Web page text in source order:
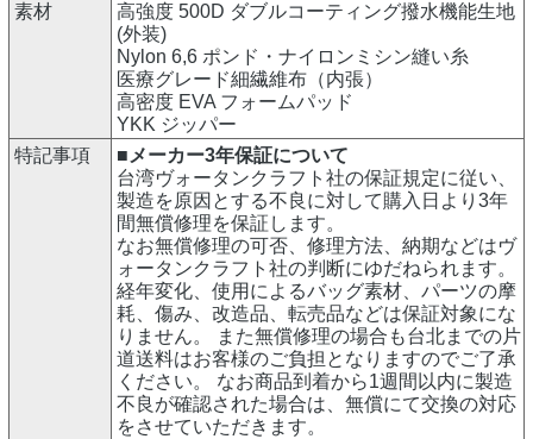
素材
高強度 500D ダブルコーティング撥水機能生地
(外装)
Nylon 6,6 ポンド・ナイロンミシン縫い糸
医療グレード細繊維布（内張）
高密度 EVA フォームパッド
YKK ジッパー
特記事項
■メーカー3年保証について
台湾ヴォータンクラフト社の保証規定に従い、
製造を原因とする不良に対して購入日より3年
間無償修理を保証します。
なお無償修理の可否、修理方法、納期などはヴ
ォータンクラフト社の判断にゆだねられます。
経年変化、使用によるバッグ素材、パーツの摩
耗、傷み、改造品、転売品などは保証対象にな
りません。 また無償修理の場合も台北までの片
道送料はお客様のご負担となりますのでご了承
ください。 なお商品到着から1週間以内に製造
不良が確認された場合は、無償にて交換の対応
をさせていただきます。